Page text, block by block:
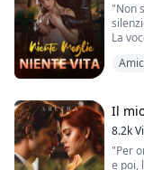
"Non
La
"La
La
anni
Il
8.2k
"Per
e poi,